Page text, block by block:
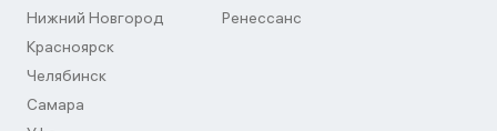
Нижний Новгород
Красноярск
Челябинск
Самара
Ренессанс